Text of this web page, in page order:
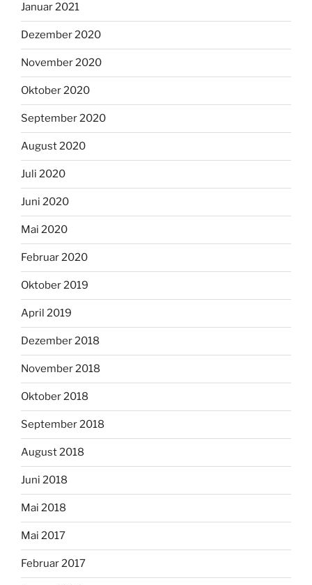
Januar 2021
Dezember 2020
November 2020
Oktober 2020
September 2020
August 2020
Juli 2020
Juni 2020
Mai 2020
Februar 2020
Oktober 2019
April 2019
Dezember 2018
November 2018
Oktober 2018
September 2018
August 2018
Juni 2018
Mai 2018
Mai 2017
Februar 2017